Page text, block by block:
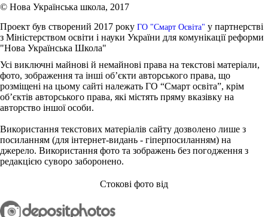
© Нова Українська школа, 2017
Проект був створений 2017 року ГО "Смарт Освіта" у партнерстві
з Міністерством освіти і науки України для комунікації реформи
"Нова Українська Школа"
Усі виключні майнові й немайнові права на текстові матеріали,
фото, зображення та інші об’єкти авторського права, що
розміщені на цьому сайті належать ГО “Смарт освіта”, крім
об’єктів авторського права, які містять пряму вказівку на
авторство іншої особи.
Використання текстових матеріалів сайту дозволено лише з
посиланням (для інтернет-видань - гіперпосиланням) на
джерело. Використання фото та зображень без погодження з
редакцією суворо заборонено.
Стокові фото від